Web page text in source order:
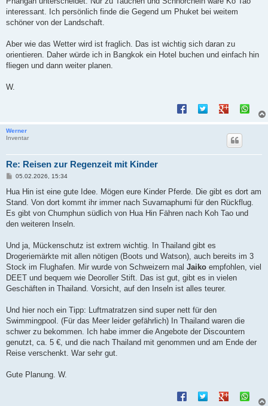
interessant. Ich persönlich finde die Gegend um Phuket bei weitem
schöner von der Landschaft.
Aber wie das Wetter wird ist fraglich. Das ist wichtig sich daran zu
orientieren. Daher würde ich in Bangkok ein Hotel buchen und einfach hin
fliegen und dann weiter planen.
W.
Werner
Inventar
Re: Reisen zur Regenzeit mit Kinder
B
r
a
05.02.2026, 15:34
Hua Hin ist eine gute Idee. Mögen eure Kinder Pferde. Die gibt es dort am
Stand. Von dort kommt ihr immer nach Suvarnaphumi für den Rückflug.
Es gibt von Chumphun südlich von Hua Hin Fähren nach Koh Tao und
den weiteren Inseln.
Und ja, Mückenschutz ist extrem wichtig. In Thailand gibt es
Drogeriemärkte mit allen nötigen (Boots und Watson), auch bereits im 3
Stock im Flughafen. Mir wurde von Schweizern mal Jaiko empfohlen, viel
DEET und bequem wie Deoroller Stift. Das ist gut, gibt es in vielen
Geschäften in Thailand. Vorsicht, auf den Inseln ist alles teurer.
Und hier noch ein Tipp: Luftmatratzen sind super nett für den
Swimmingpool. (Für das Meer leider gefährlich) In Thailand waren die
schwer zu bekommen. Ich habe immer die Angebote der Discountern
genutzt, ca. 5 €, und die nach Thailand mit genommen und am Ende der
Reise verschenkt. War sehr gut.
Gute Planung. W.